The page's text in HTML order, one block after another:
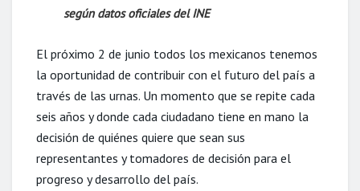
según datos oficiales del INE
El próximo 2 de junio todos los mexicanos tenemos
la oportunidad de contribuir con el futuro del país a
través de las urnas. Un momento que se repite cada
seis años y donde cada ciudadano tiene en mano la
decisión de quiénes quiere que sean sus
representantes y tomadores de decisión para el
progreso y desarrollo del país.